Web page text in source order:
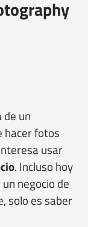
un
hacer fotos
usar
. Incluso hoy
negocio de
solo es saber